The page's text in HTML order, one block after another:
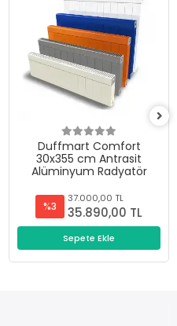
Duffmart Comfort
30x355 cm Antrasit
Alüminyum Radyatör
%3
37.000,00 TL
35.890,00 TL
Sepete Ekle